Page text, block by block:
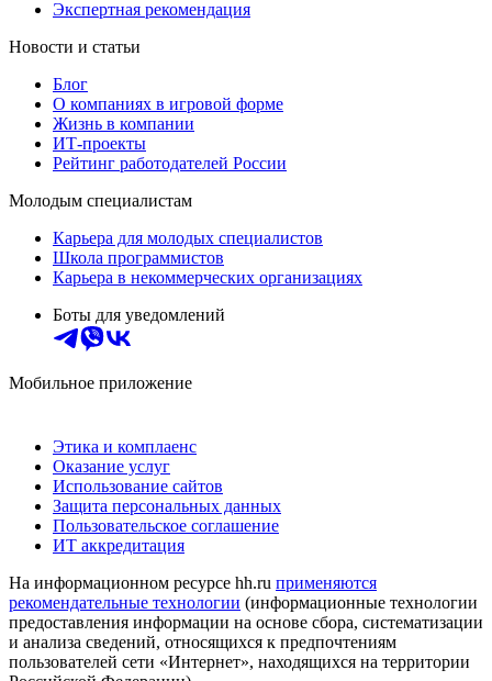
Экспертная рекомендация
Новости и статьи
Блог
О компаниях в игровой форме
Жизнь в компании
ИТ-проекты
Рейтинг работодателей России
Молодым специалистам
Карьера для молодых специалистов
Школа программистов
Карьера в некоммерческих организациях
Боты для уведомлений
Мобильное приложение
Этика и комплаенс
Оказание услуг
Использование сайтов
Защита персональных данных
Пользовательское соглашение
ИТ аккредитация
На информационном ресурсе hh.ru применяются
рекомендательные технологии (информационные технологии
предоставления информации на основе сбора, систематизации
и анализа сведений, относящихся к предпочтениям
пользователей сети «Интернет», находящихся на территории